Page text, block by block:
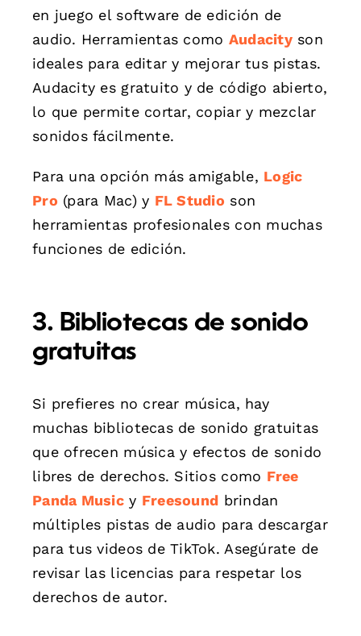
en juego el software de edición de
audio. Herramientas como Audacityson
ideales para editar y mejorar tus pistas.
Audacity es gratuito y de código abierto,
lo que permite cortar, copiar y mezclar
sonidos fácilmente.
Para una opción más amigable, Logic
Pro (para Mac) y FL Studio son
herramientas profesionales con muchas
funciones de edición.
3. Bibliotecas de sonido
gratuitas
Si prefieres no crear música, hay
muchas bibliotecas de sonido gratuitas
que ofrecen música y efectos de sonido
libres de derechos. Sitios como Free
Panda Musicy Freesound brindan
múltiples pistas de audio para descargar
para tus videos de TikTok. Asegúrate de
revisar las licencias para respetar los
derechos de autor.